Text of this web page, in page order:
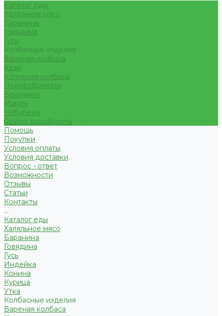
Каталог еды
Халяльное мясо
Баранина
Говядина
Гусь
Колбасные изделия
Вареная колбаса
Казы
Копченая колбаса
Полуфабрикаты
Блинчики
Манты
Чебуреки
Орехи, сухофрукты
Помощь
Покупки
Условия оплаты
Условия доставки
Вопрос - ответ
Возможности
Отзывы
Статьи
Контакты
...
Каталог еды
Халяльное мясо
Баранина
Говядина
Гусь
Индейка
Конина
Курица
Утка
Колбасные изделия
Вареная колбаса